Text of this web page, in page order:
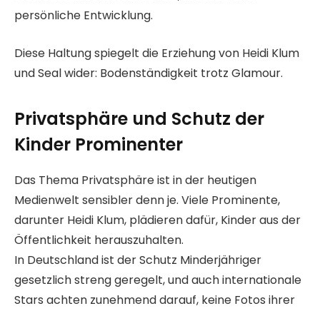
persönliche Entwicklung.
Diese Haltung spiegelt die Erziehung von Heidi Klum
und Seal wider: Bodenständigkeit trotz Glamour.
Privatsphäre und Schutz der
Kinder Prominenter
Das Thema Privatsphäre ist in der heutigen
Medienwelt sensibler denn je. Viele Prominente,
darunter Heidi Klum, plädieren dafür, Kinder aus der
Öffentlichkeit herauszuhalten.
In Deutschland ist der Schutz Minderjähriger
gesetzlich streng geregelt, und auch internationale
Stars achten zunehmend darauf, keine Fotos ihrer